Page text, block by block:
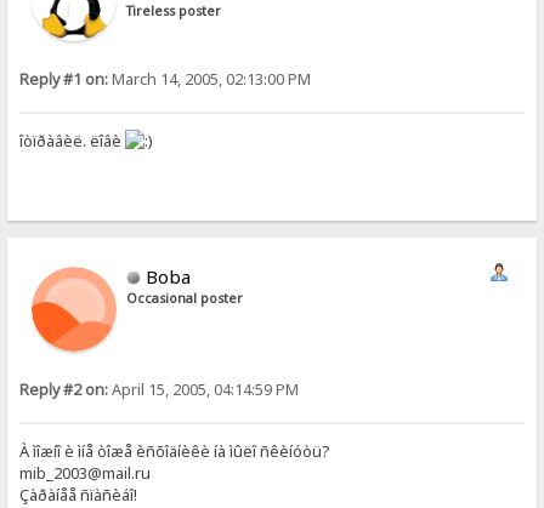
Tireless poster
Reply #1 on:March 14, 2005, 02:13:00 PM
îòïðàâèë. ëîâè
Boba
Occasional poster
Reply #2 on:April 15, 2005, 04:14:59 PM
À ìîæíî è ìíå òîæå èñõîäíèêè íà ìûëî ñêèíóòü?
mib_2003@mail.ru
Çàðàíåå ñïàñèáî!